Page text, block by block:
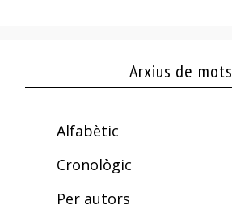
Arxius de mots
Alfabètic
Cronològic
Per autors